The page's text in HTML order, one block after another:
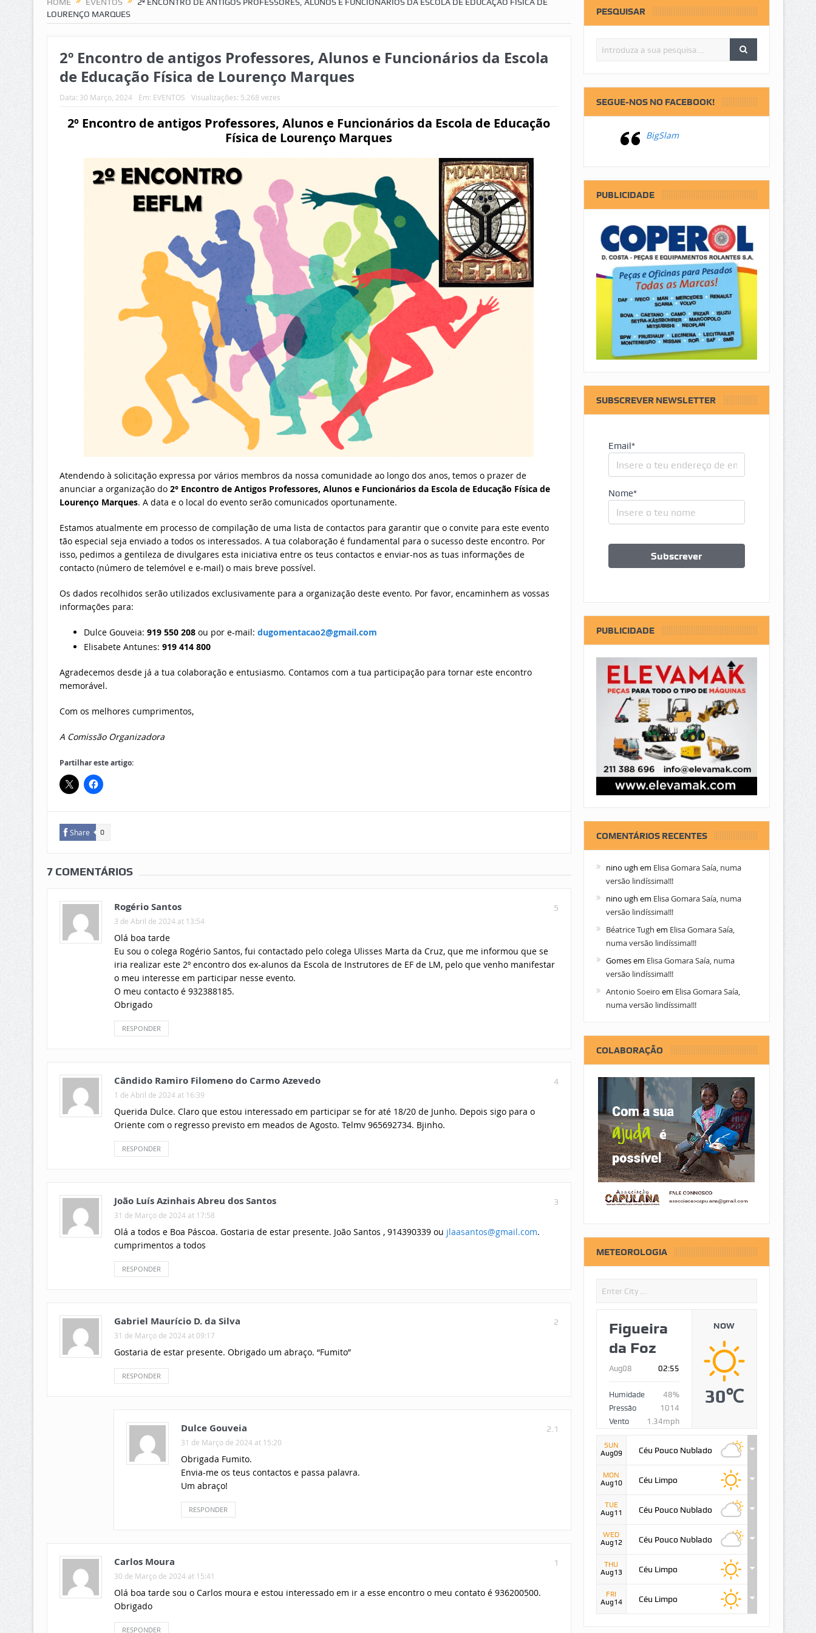
LOURENÇO MARQUES
2º Encontro de antigos Professores, Alunos e Funcionários da Escola
de Educação Física de Lourenço Marques
Data: 30 Março, 2024 Em: EVENTOS Visualizações: 5.268 vezes
2º Encontro de antigos Professores, Alunos e Funcionários da Escola de Educação
Física de Lourenço Marques
Atendendo à solicitação expressa por vários membros da nossa comunidade ao longo dos anos, temos o prazer de
anunciar a organização do 2° Encontro de Antigos Professores, Alunos e Funcionários da Escola de Educação Física de
Lourenço Marques. A data e o local do evento serão comunicados oportunamente.
Estamos atualmente em processo de compilação de uma lista de contactos para garantir que o convite para este evento
tão especial seja enviado a todos os interessados. A tua colaboração é fundamental para o sucesso deste encontro. Por
isso, pedimos a gentileza de divulgares esta iniciativa entre os teus contactos e enviar-nos as tuas informações de
contacto (número de telemóvel e e-mail) o mais breve possível.
Os dados recolhidos serão utilizados exclusivamente para a organização deste evento. Por favor, encaminhem as vossas
informações para:
Dulce Gouveia: 919 550 208ou por e-mail: dugomentacao2@gmail.com
Elisabete Antunes: 919 414 800
Agradecemos desde já a tua colaboração e entusiasmo. Contamos com a tua participação para tornar este encontro
memorável.
Com os melhores cumprimentos,
A Comissão Organizadora
Partilhar este artigo:
Share 0
7 COMENTÁRIOS
5
Rogério Santos
3 de Abril de 2024 at 13:54
Olá boa tarde
Eu sou o colega Rogério Santos, fui contactado pelo colega Ulisses Marta da Cruz, que me informou que se
iria realizar este 2º encontro dos ex-alunos da Escola de Instrutores de EF de LM, pelo que venho manifestar
o meu interesse em participar nesse evento.
O meu contacto é 932388185.
Obrigado
RESPONDER
4
Cândido Ramiro Filomeno do Carmo Azevedo
1 de Abril de 2024 at 16:39
Querida Dulce. Claro que estou interessado em participar se for até 18/20 de Junho. Depois sigo para o
Oriente com o regresso previsto em meados de Agosto. Telmv 965692734. Bjinho.
RESPONDER
3
João Luís Azinhais Abreu dos Santos
31 de Março de 2024 at 17:58
Olá a todos e Boa Páscoa. Gostaria de estar presente. João Santos , 914390339 ou jlaasantos@gmail.com.
cumprimentos a todos
RESPONDER
2
Gabriel Maurício D. da Silva
31 de Março de 2024 at 09:17
Gostaria de estar presente. Obrigado um abraço. “Fumito”
RESPONDER
2.1
Dulce Gouveia
31 de Março de 2024 at 15:20
Obrigada Fumito.
Envia-me os teus contactos e passa palavra.
Um abraço!
RESPONDER
1
Carlos Moura
30 de Março de 2024 at 15:41
Olá boa tarde sou o Carlos moura e estou interessado em ir a esse encontro o meu contato é 936200500.
Obrigado
RESPONDER
PESQUISAR
SEGUE-NOS NO FACEBOOK!
BigSlam
PUBLICIDADE
SUBSCREVER NEWSLETTER
Email*
Nome*
PUBLICIDADE
COMENTÁRIOS RECENTES
nino ugh em Elisa Gomara Saía, numa
versão lindíssima!!!
nino ugh em Elisa Gomara Saía, numa
versão lindíssima!!!
Béatrice Tugh em Elisa Gomara Saía,
numa versão lindíssima!!!
Gomesem Elisa Gomara Saía, numa
versão lindíssima!!!
Antonio Soeiro em Elisa Gomara Saía,
numa versão lindíssima!!!
COLABORAÇÃO
METEOROLOGIA
Figueira
da Foz
Aug08 02:55
Humidade
48%
Pressão
1014
Vento
1.34mph
NOW
30℃
SUN
Aug09
Céu Pouco Nublado
MON
Aug10
Céu Limpo
TUE
Aug11
Céu Pouco Nublado
WED
Aug12
Céu Pouco Nublado
THU
Aug13
Céu Limpo
FRI
Aug14
Céu Limpo